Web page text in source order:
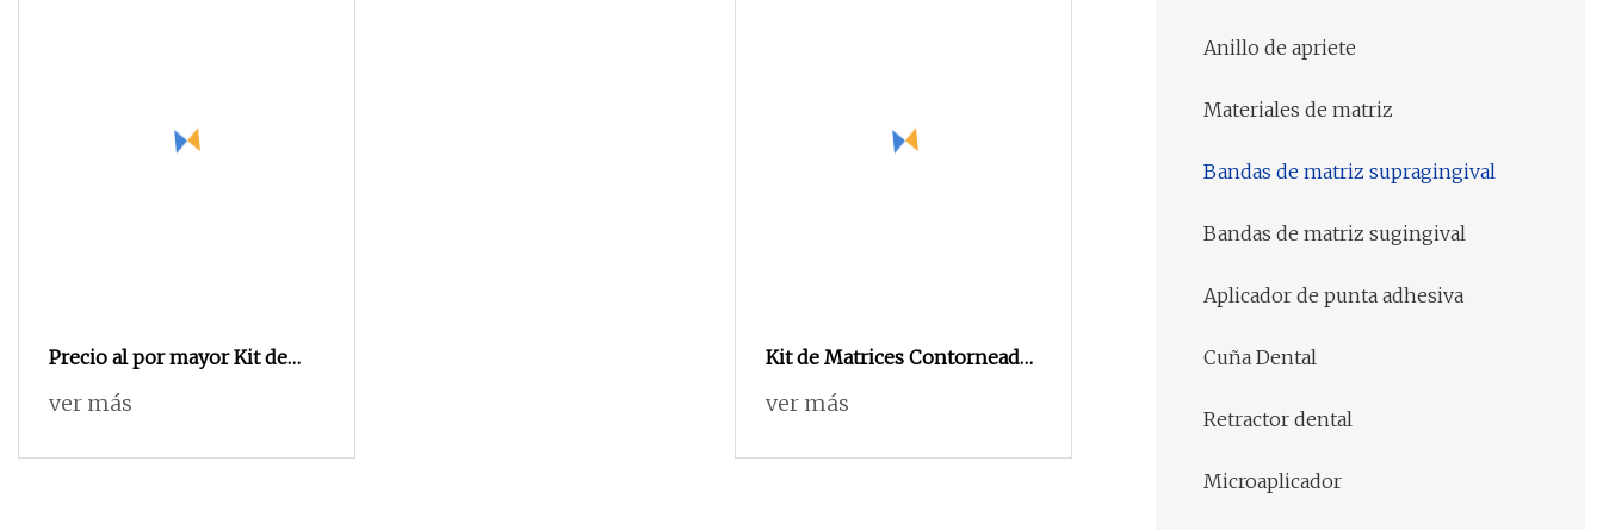
Precio al por mayor Kit de
matrices contorneadas
completo con anillo de
ver más
Kit de Matrices Contorneadas
Seccionales Dentales que
de Cuñas de Bandas Metrix
ver más
Anillo de apriete
Materiales de matriz
Bandas de matriz supragingival
Bandas de matriz sugingival
Aplicador de punta adhesiva
Cuña Dental
Retractor dental
Microaplicador